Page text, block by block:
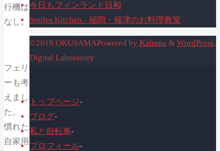
行機は
なし。
フェリ
ーも考
えまし
た。
慣れた
自家用
今日もフィンランド日和
Smiles Kitchen - 福岡・福津のお料理教室
Powered by Kahuna & WordPress.
©2018 OKUSAMA
Digital Laboratory
トップページ-
ブログ-
私と自転車-
プロフィール-